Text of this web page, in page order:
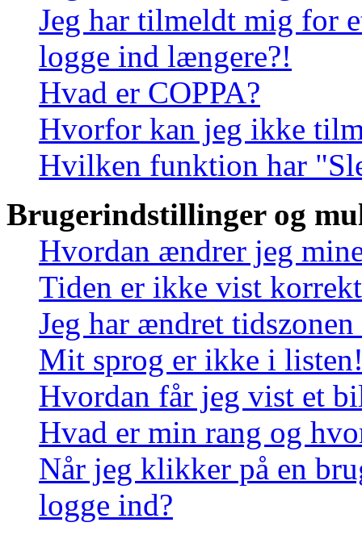
Jeg har tilmeldt mig for
logge ind længere?!
Hvad er COPPA?
Hvorfor kan jeg ikke
Hvilken funktion har
Brugerindstillinger og
Hvordan ændrer jeg
Tiden er ikke vist
Jeg har ændret
Mit sprog er ikke i
Hvordan får jeg vist et
Hvad er min rang og
Når jeg klikker på en
logge ind?